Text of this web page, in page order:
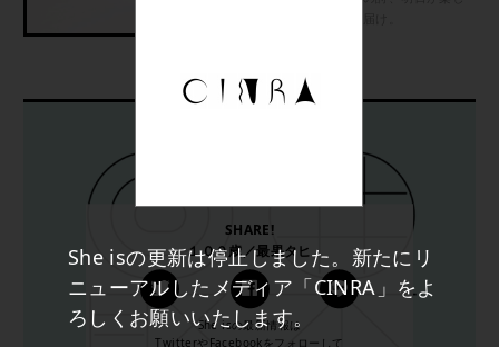
She isの更新は停止しました。新たにリ
ニューアルしたメディア「CINRA」をよ
ろしくお願いいたします。
SHARE!
１００歳／最果タヒ
She isの最新情報は
TwitterやFacebookをフォローして